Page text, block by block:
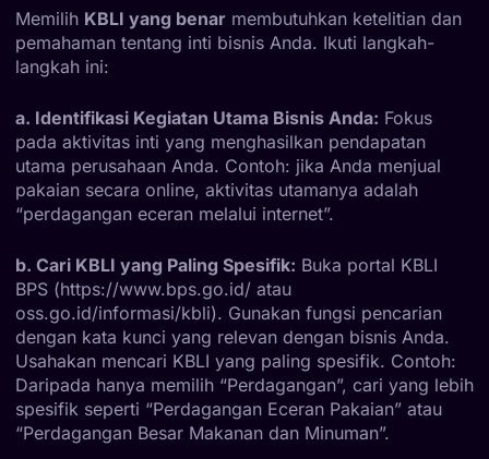
Memilih KBLI yang benar membutuhkan ketelitian dan
pemahaman tentang inti bisnis Anda. Ikuti langkah-
langkah ini:
a. Identifikasi Kegiatan Utama Bisnis Anda: Fokus
pada aktivitas inti yang menghasilkan pendapatan
utama perusahaan Anda. Contoh: jika Anda menjual
pakaian secara online, aktivitas utamanya adalah
“perdagangan eceran melalui internet”.
b. Cari KBLI yang Paling Spesifik: Buka portal KBLI
BPS (https://www.bps.go.id/ atau
oss.go.id/informasi/kbli). Gunakan fungsi pencarian
dengan kata kunci yang relevan dengan bisnis Anda.
Usahakan mencari KBLI yang paling spesifik. Contoh:
Daripada hanya memilih “Perdagangan”, cari yang lebih
spesifik seperti “Perdagangan Eceran Pakaian” atau
“Perdagangan Besar Makanan dan Minuman”.